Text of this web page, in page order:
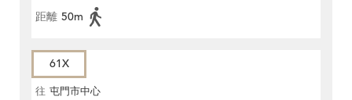
距離 50m
61X
往 屯門市中心